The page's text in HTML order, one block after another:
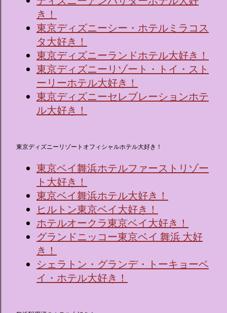
き！
東京ディズニーシー・ホテルミラコス
タ大好き！
東京ディズニーランドホテル大好き！
東京ディズニーリゾート・トイ・スト
ーリーホテル大好き！
東京ディズニーセレブレーションホテ
ル大好き！
東京ディズニーリゾートオフィシャルホテル大好き！
東京ベイ舞浜ホテルファーストリゾー
ト大好き！
東京ベイ舞浜ホテル大好き！
ヒルトン東京ベイ大好き！
ホテルオークラ東京ベイ大好き！
グランドニッコー東京ベイ 舞浜 大好
き！
シェラトン・グランデ・トーキョーベ
イ・ホテル大好き！